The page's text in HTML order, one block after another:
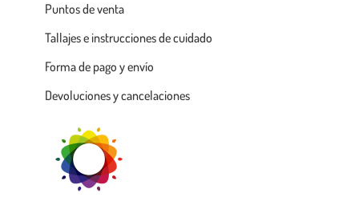
Puntos de venta
Tallajes e instrucciones de cuidado
Forma de pago y envío
Devoluciones y cancelaciones